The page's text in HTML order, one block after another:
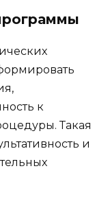
к
Такая
и